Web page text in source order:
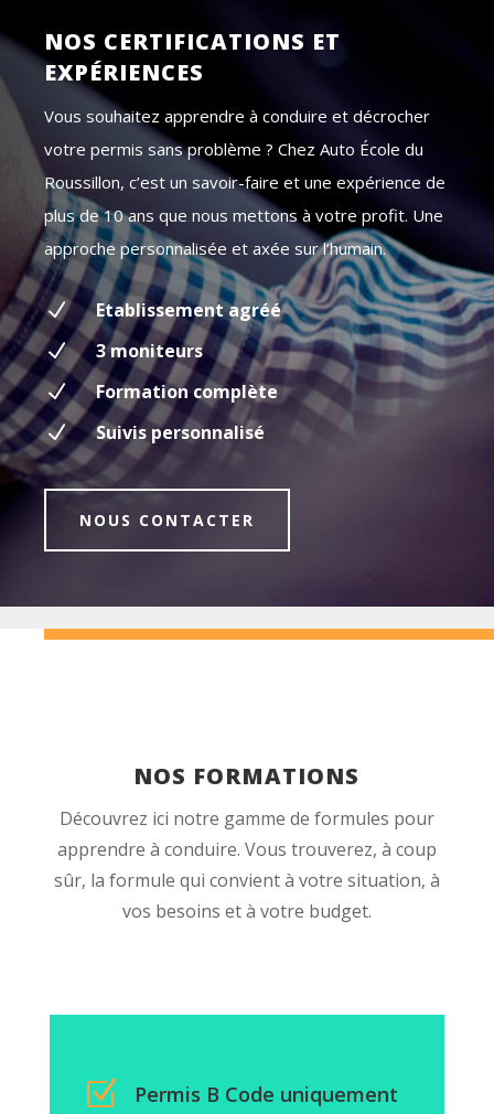
NOS CERTIFICATIONS ET
EXPÉRIENCES
Vous souhaitez apprendre à conduire et décrocher
votre permis sans problème ? Chez Auto École du
Roussillon, c’est un savoir-faire et une expérience de
plus de 10 ans que nous mettons à votre profit. Une
approche personnalisée et axée sur l’humain.
N
Etablissement agréé
N
3 moniteurs
N
Formation complète
N
Suivis personnalisé
NOUS CONTACTER
NOS FORMATIONS
Découvrez ici notre gamme de formules pour
apprendre à conduire. Vous trouverez, à coup
sûr, la formule qui convient à votre situation, à
vos besoins et à votre budget.
Z Permis B Code uniquement